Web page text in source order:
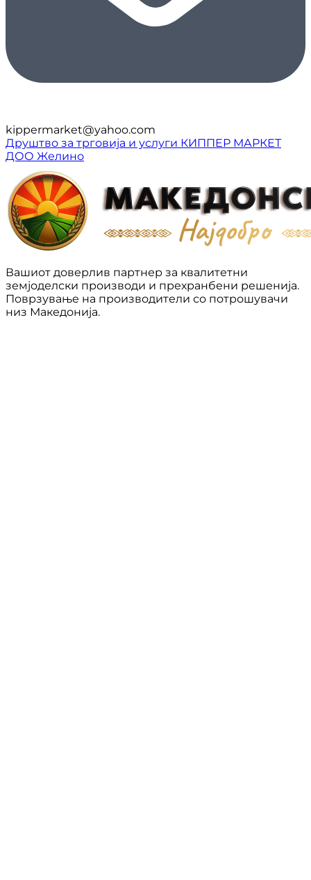
kippermarket@yahoo.com
Друштво за трговија и услуги КИППЕР МАРКЕТ
ДОО Желино
Вашиот доверлив партнер за квалитетни
земјоделски производи и прехранбени решенија.
Поврзување на производители со потрошувачи
низ Македонија.